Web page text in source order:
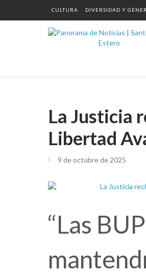
CULTURA DIVERSIDAD Y
La Justicia
Libertad
9 de octubre de 2025
“Las